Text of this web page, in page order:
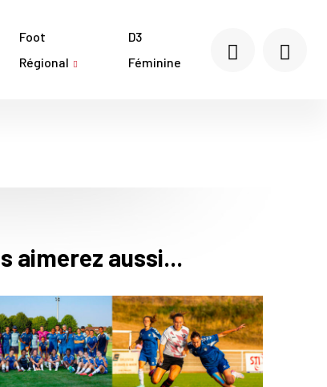
Foot
Régional
D3
Féminine
aimerez aussi...